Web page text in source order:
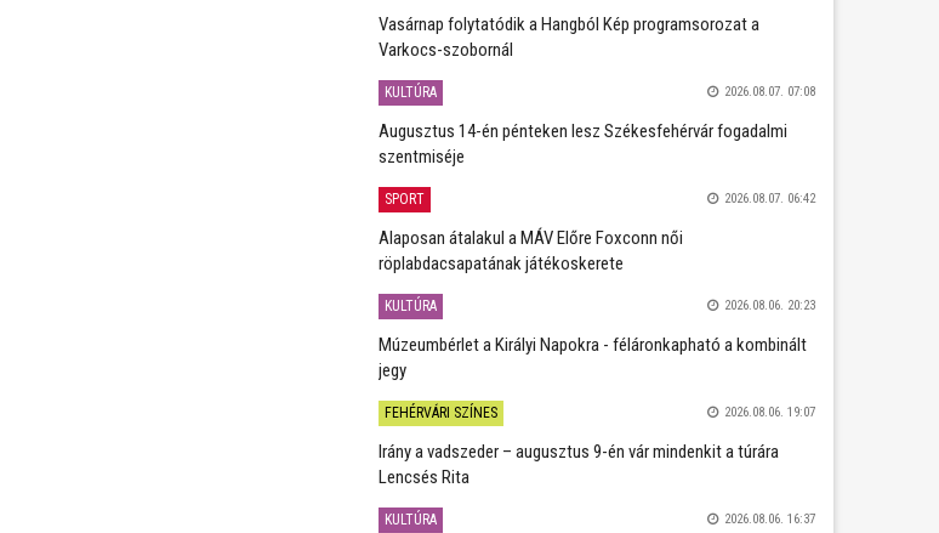
Vasárnap folytatódik a Hangból Kép programsorozat a
Varkocs-szobornál
KULTÚRA 2026.08.07. 07:08
Augusztus 14-én pénteken lesz Székesfehérvár fogadalmi
szentmiséje
SPORT 2026.08.07. 06:42
Alaposan átalakul a MÁV Előre Foxconn női
röplabdacsapatának játékoskerete
KULTÚRA 2026.08.06. 20:23
Múzeumbérlet a Királyi Napokra - féláronkapható a kombinált
jegy
FEHÉRVÁRI SZÍNES 2026.08.06. 19:07
Irány a vadszeder – augusztus 9-én vár mindenkit a túrára
Lencsés Rita
KULTÚRA 2026.08.06. 16:37